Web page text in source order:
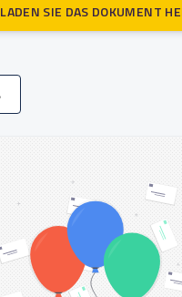
LADEN SIE DAS DOKUMENT